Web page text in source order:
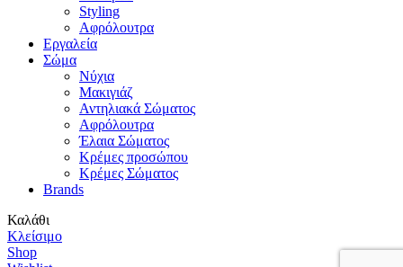
Styling
Αφρόλουτρα
Εργαλεία
Σώμα
Νύχια
Μακιγιάζ
Αντηλιακά Σώματος
Αφρόλουτρα
Έλαια Σώματος
Κρέμες προσώπου
Κρέμες Σώματος
Brands
Καλάθι
Κλείσιμο
Shop